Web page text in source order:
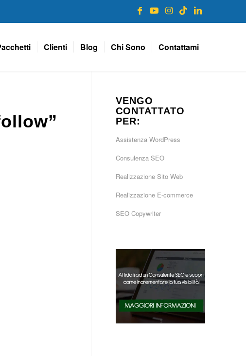
Clienti Blog Chi Sono Contattami
VENGO
CONTATTATO
PER:
Assistenza WordPress
Consulenza SEO
Realizzazione Sito Web
Realizzazione E-commerce
SEO Copywriter